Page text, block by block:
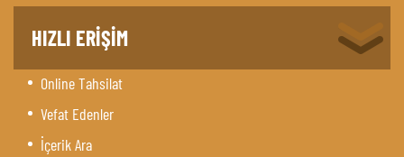
HIZLI ERİŞİM
Online Tahsilat
Vefat Edenler
İçerik Ara